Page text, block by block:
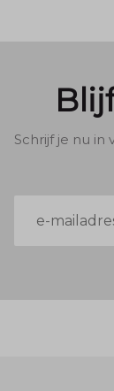
Schrijf je nu in
mailadres